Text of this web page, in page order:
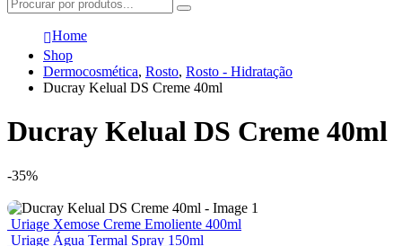
Home
Shop
Dermocosmética, Rosto, Rosto - Hidratação
Ducray Kelual DS Creme 40ml
Ducray Kelual DS Creme 40ml
-35%
Uriage Xemose Creme Emoliente 400ml
Uriage Água Termal Spray 150ml